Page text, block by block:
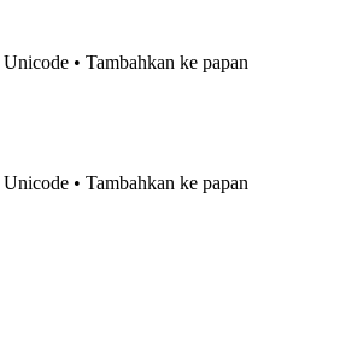
Unicode • Tambahkan ke papan
Unicode • Tambahkan ke papan